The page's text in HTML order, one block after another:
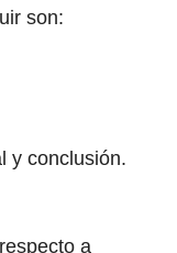
son:
y conclusión.
a